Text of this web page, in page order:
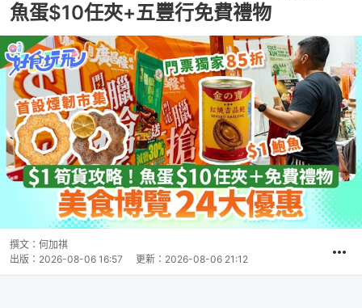
魚蛋$10任夾+五豐行免費禮物
撰文： 何加祺
出版： 2026-08-06 16:57 更新： 2026-08-06 21:12